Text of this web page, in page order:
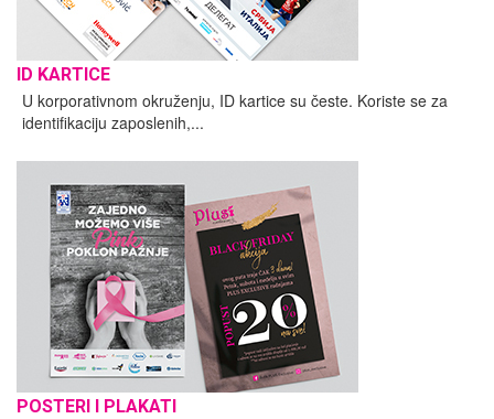
ID KARTICE
U korporativnom okruženju, ID kartice su česte. Koriste se za
identifikaciju zaposlenih,...
POSTERI I PLAKATI